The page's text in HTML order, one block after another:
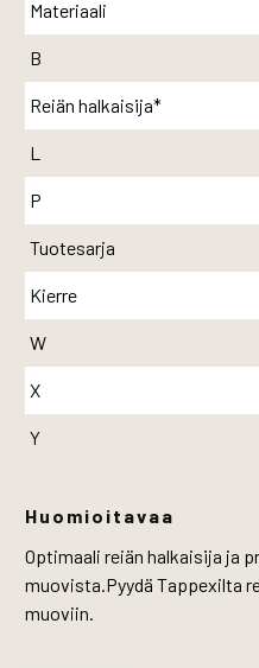
Materiaali
B
Reiän halkaisija*
L
P
Tuotesarja
Kierre
W
X
Y
Huomioitavaa
Optimaali reiän halkaisija ja
muovista.Pyydä Tappexilta
muoviin.